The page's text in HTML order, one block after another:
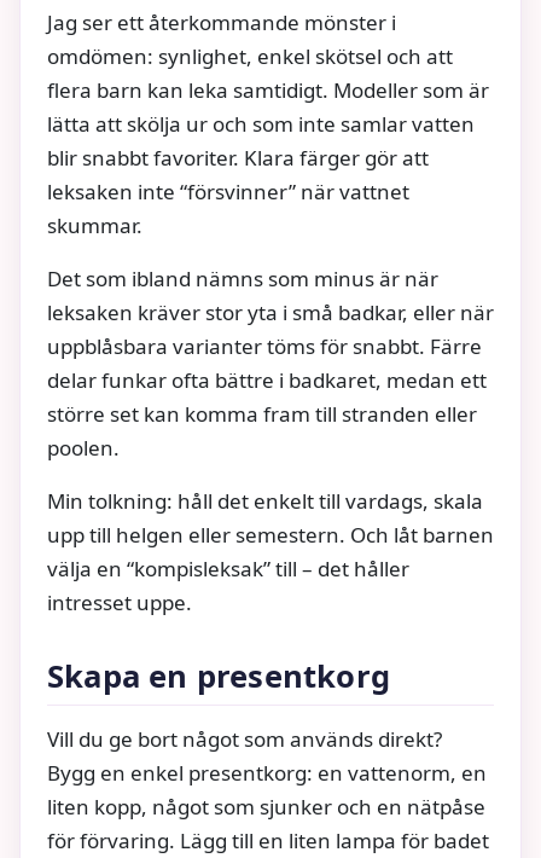
Jag ser ett återkommande mönster i
omdömen: synlighet, enkel skötsel och att
flera barn kan leka samtidigt. Modeller som är
lätta att skölja ur och som inte samlar vatten
blir snabbt favoriter. Klara färger gör att
leksaken inte “försvinner” när vattnet
skummar.
Det som ibland nämns som minus är när
leksaken kräver stor yta i små badkar, eller när
uppblåsbara varianter töms för snabbt. Färre
delar funkar ofta bättre i badkaret, medan ett
större set kan komma fram till stranden eller
poolen.
Min tolkning: håll det enkelt till vardags, skala
upp till helgen eller semestern. Och låt barnen
välja en “kompisleksak” till – det håller
intresset uppe.
Skapa en presentkorg
Vill du ge bort något som används direkt?
Bygg en enkel presentkorg: en vattenorm, en
liten kopp, något som sjunker och en nätpåse
för förvaring. Lägg till en liten lampa för badet